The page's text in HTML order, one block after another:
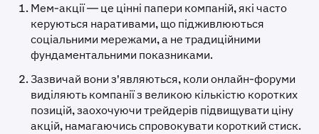
Мем-акції — це цінні папери компаній, які часто
керуються наративами, що підживлюються
соціальними мережами, а не традиційними
фундаментальними показниками.
Зазвичай вони з'являються, коли онлайн-форуми
виділяють компанії з великою кількістю коротких
позицій, заохочуючи трейдерів підвищувати ціну
акцій, намагаючись спровокувати короткий стиск.